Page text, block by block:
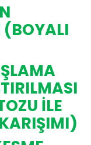
(BOYALI
İLE